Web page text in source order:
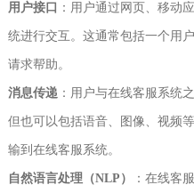
用户接口 ：用户通过网页、移动
统进行交互。这通常包括一个用
请求帮助。
消息传递 ：用户与在线客服系统
但也可以包括语音、图像、视频
输到在线客服系统。
自然语言处理（NLP） ：在线客